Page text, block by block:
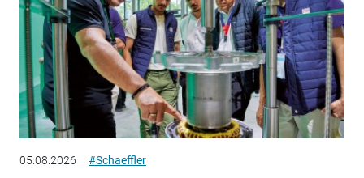
05.08.2026 #Schaeffler